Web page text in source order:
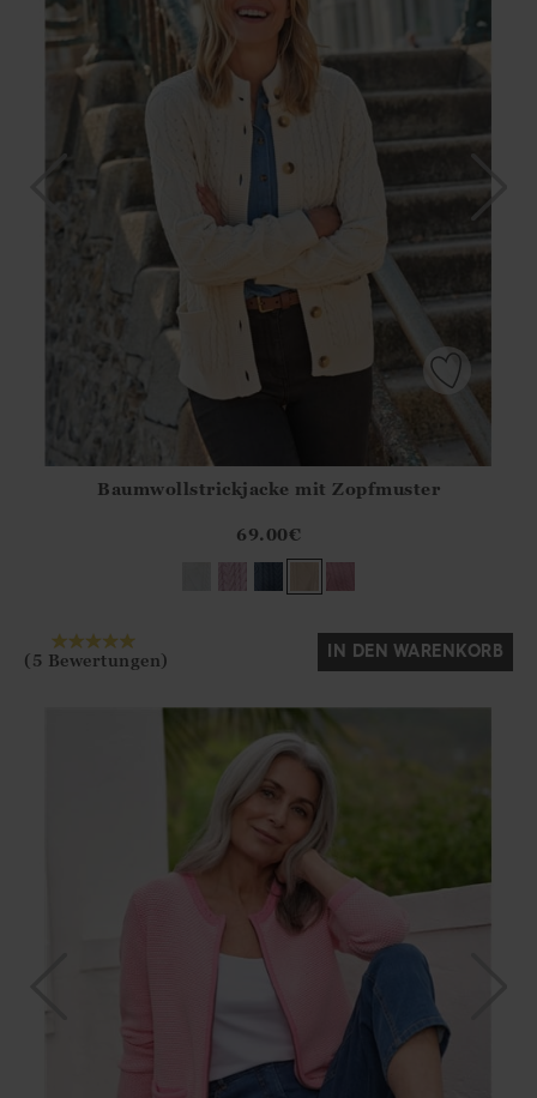
?? ""
Ja Nein
Baumwollstrickjacke mit Zopfmuster
69.00€
(5 Bewertungen) IN DEN WARENKORB